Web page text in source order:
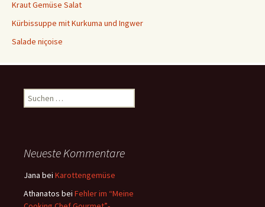
Kraut Gemüse Salat
Kürbissuppe mit Kurkuma und Ingwer
Salade niçoise
u
n
c
h
Neueste Kommentare
Jana bei Karottengemüse
Athanatos bei Fehler im “Meine